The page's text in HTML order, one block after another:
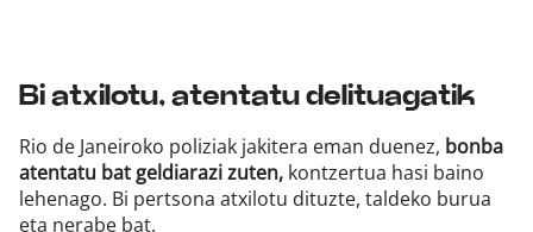
Bi atxilotu, atentatu delituagatik
Rio de Janeiroko poliziak jakitera eman duenez, bonba
atentatu bat geldiarazi zuten, kontzertua hasi baino
lehenago. Bi pertsona atxilotu dituzte, taldeko burua
eta nerabe bat.